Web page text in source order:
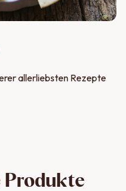
allerliebsten Rezepte
Produkte